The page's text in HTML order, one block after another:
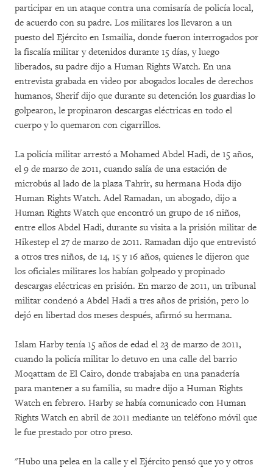
participar en un ataque contra una comisaría de policía local,
de acuerdo con su padre. Los militares los llevaron a un
puesto del Ejército en Ismailia, donde fueron interrogados por
la fiscalía militar y detenidos durante 15 días, y luego
liberados, su padre dijo a Human Rights Watch. En una
entrevista grabada en video por abogados locales de derechos
humanos, Sherif dijo que durante su detención los guardias lo
golpearon, le propinaron descargas eléctricas en todo el
cuerpo y lo quemaron con cigarrillos.
La policía militar arrestó a Mohamed Abdel Hadi, de 15 años,
el 9 de marzo de 2011, cuando salía de una estación de
microbús al lado de la plaza Tahrir, su hermana Hoda dijo
Human Rights Watch. Adel Ramadan, un abogado, dijo a
Human Rights Watch que encontró un grupo de 16 niños,
entre ellos Abdel Hadi, durante su visita a la prisión militar de
Hikestep el 27 de marzo de 2011. Ramadan dijo que entrevistó
a otros tres niños, de 14, 15 y 16 años, quienes le dijeron que
los oficiales militares los habían golpeado y propinado
descargas eléctricas en prisión. En marzo de 2011, un tribunal
militar condenó a Abdel Hadi a tres años de prisión, pero lo
dejó en libertad dos meses después, afirmó su hermana.
Islam Harby tenía 15 años de edad el 23 de marzo de 2011,
cuando la policía militar lo detuvo en una calle del barrio
Moqattam de El Cairo, donde trabajaba en una panadería
para mantener a su familia, su madre dijo a Human Rights
Watch en febrero. Harby se había comunicado con Human
Rights Watch en abril de 2011 mediante un teléfono móvil que
le fue prestado por otro preso.
"Hubo una pelea en la calle y el Ejército pensó que yo y otros